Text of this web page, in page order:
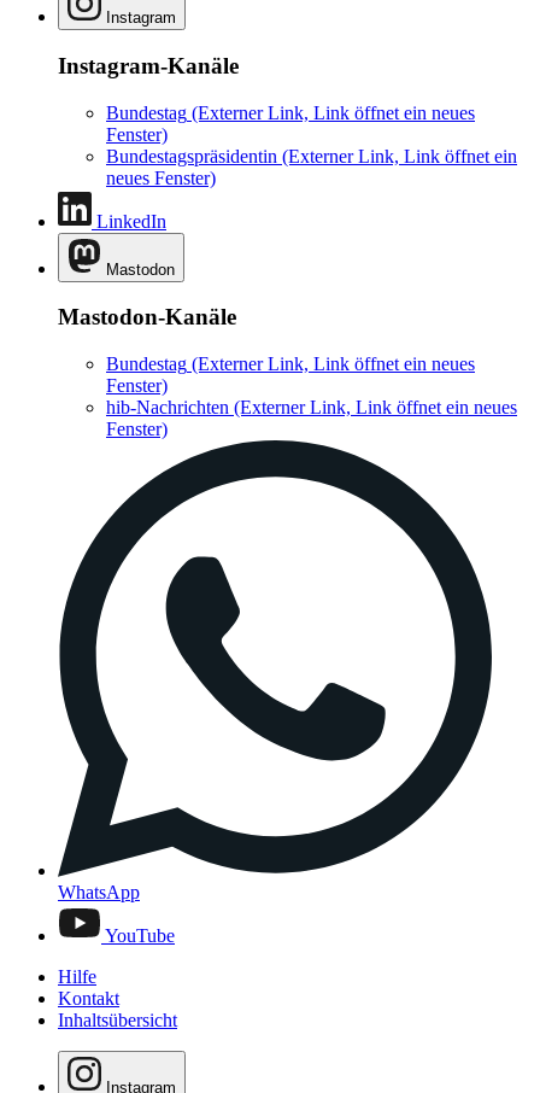
Instagram
Instagram-Kanäle
Bundestag (Externer Link, Link öffnet ein neues
Fenster)
Bundestagspräsidentin (Externer Link, Link öffnet ein
neues Fenster)
LinkedIn
Mastodon
Mastodon-Kanäle
Bundestag (Externer Link, Link öffnet ein neues
Fenster)
hib-Nachrichten (Externer Link, Link öffnet ein neues
Fenster)
WhatsApp
YouTube
Hilfe
Kontakt
Inhaltsübersicht
Instagram